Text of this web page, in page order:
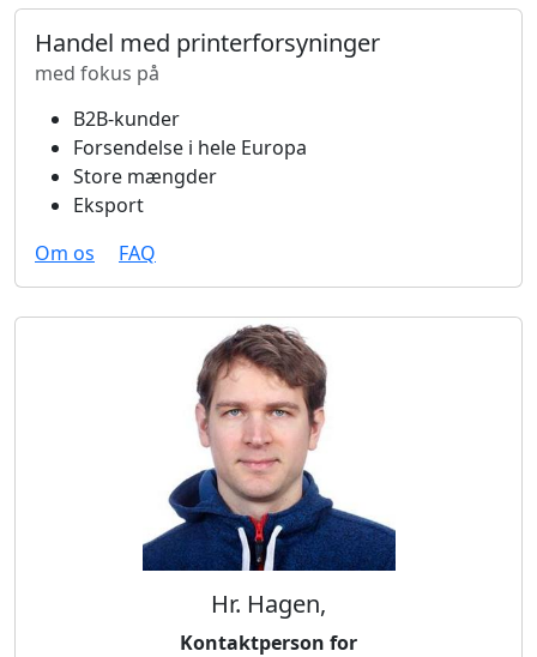
Handel med printerforsyninger
med fokus på
B2B-kunder
Forsendelse i hele Europa
Store mængder
Eksport
Om os
FAQ
Hr. Hagen,
Kontaktperson for